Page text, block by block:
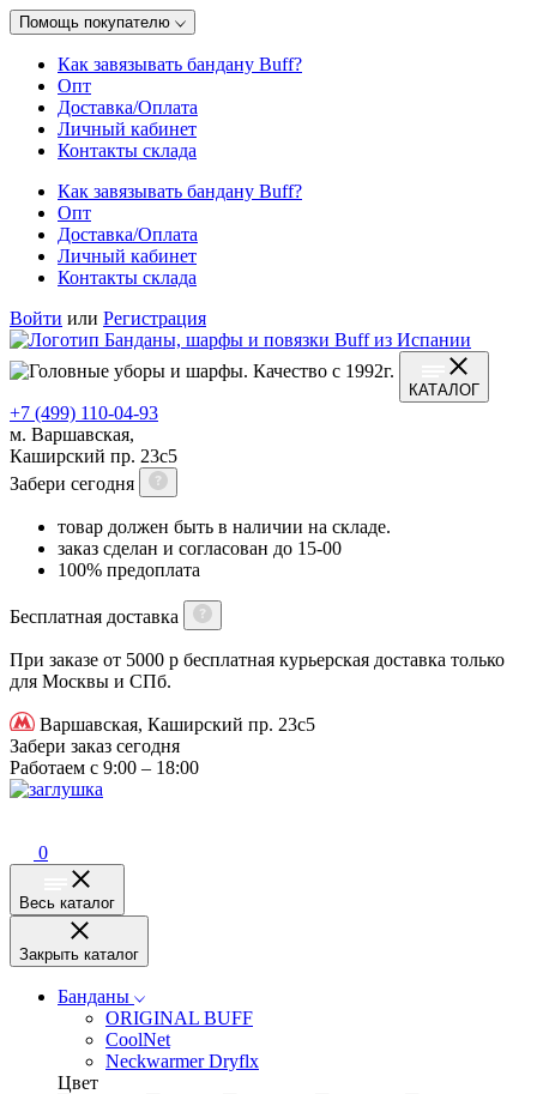
Помощь покупателю
Как завязывать бандану Buff?
Опт
Доставка/Оплата
Личный кабинет
Контакты склада
Как завязывать бандану Buff?
Опт
Доставка/Оплата
Личный кабинет
Контакты склада
Войти или Регистрация
КАТАЛОГ
+7 (499) 110-04-93
м. Варшавская,
Каширский пр. 23с5
Забери сегодня
товар должен быть в наличии на складе.
заказ сделан и согласован до 15-00
100% предоплата
Бесплатная доставка
При заказе от 5000 р бесплатная курьерская доставка только
для Москвы и СПб.
Варшавская, Каширский пр. 23с5
Забери заказ сегодня
Работаем с 9:00 – 18:00
0
Весь каталог
Закрыть каталог
Банданы
ORIGINAL BUFF
CoolNet
Neckwarmer Dryflx
Цвет